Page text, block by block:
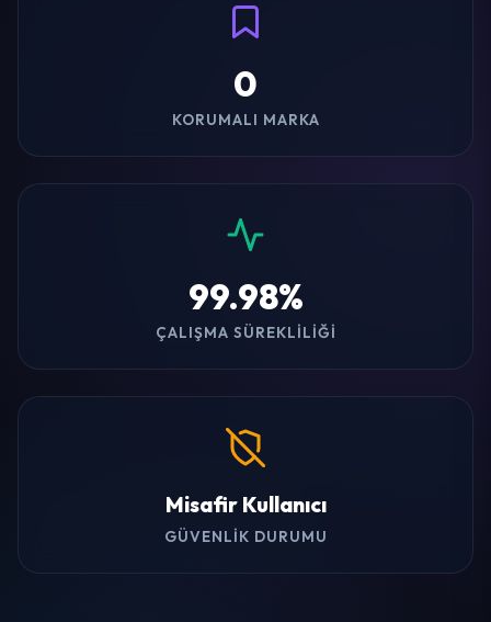
0
KORUMALI MARKA
99.98%
ÇALIŞMA SÜREKLILIĞI
Misafir Kullanıcı
GÜVENLIK DURUMU